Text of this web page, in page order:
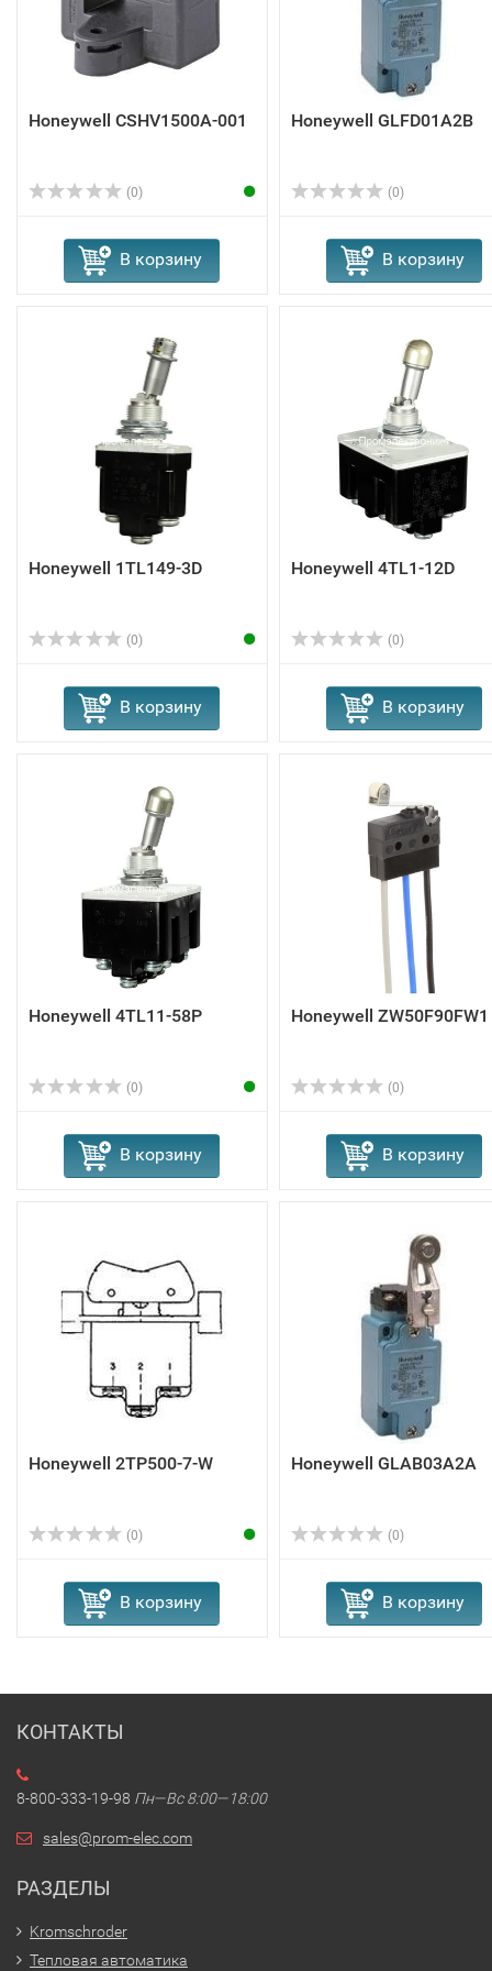
Honeywell CSHV1500A-001
(0)
В корзину
Honeywell GLFD01A2B
(0)
В корзину
Honeywell 1TL149-3D
(0)
В корзину
Honeywell 4TL1-12D
(0)
В корзину
Honeywell 4TL11-58P
(0)
В корзину
Honeywell ZW50F90FW1
(0)
В корзину
Honeywell 2TP500-7-W
(0)
В корзину
Honeywell GLAB03A2A
(0)
В корзину
КОНТАКТЫ
8-800-333-19-98 Пн—Вс 8:00—18:00
sales@prom-elec.com
РАЗДЕЛЫ
Kromschroder
Тепловая автоматика